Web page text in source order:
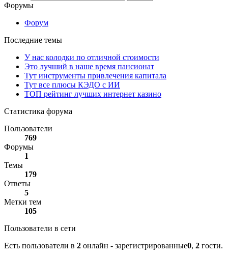
Форумы
Форум
Последние темы
У нас колодки по отличной стоимости
Это лучший в наше время пансионат
Тут инструменты привлечения капитала
Тут все плюсы КЭДО с ИИ
ТОП рейтинг лучших интернет казино
Статистика форума
Пользователи
769
Форумы
1
Темы
179
Ответы
5
Метки тем
105
Пользователи в сети
Есть пользователи в 2 онлайн - зарегистрированные0, 2 гости.